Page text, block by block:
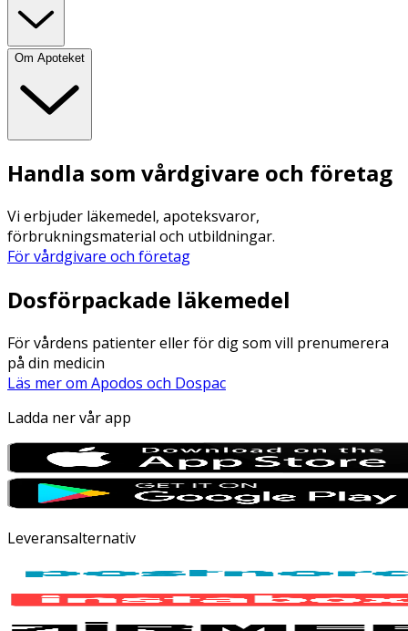
Om Apoteket
Handla som vårdgivare och företag
Vi erbjuder läkemedel, apoteksvaror,
förbrukningsmaterial och utbildningar.
För vårdgivare och företag
Dosförpackade läkemedel
För vårdens patienter eller för dig som vill prenumerera
på din medicin
Läs mer om Apodos och Dospac
Ladda ner vår app
Leveransalternativ